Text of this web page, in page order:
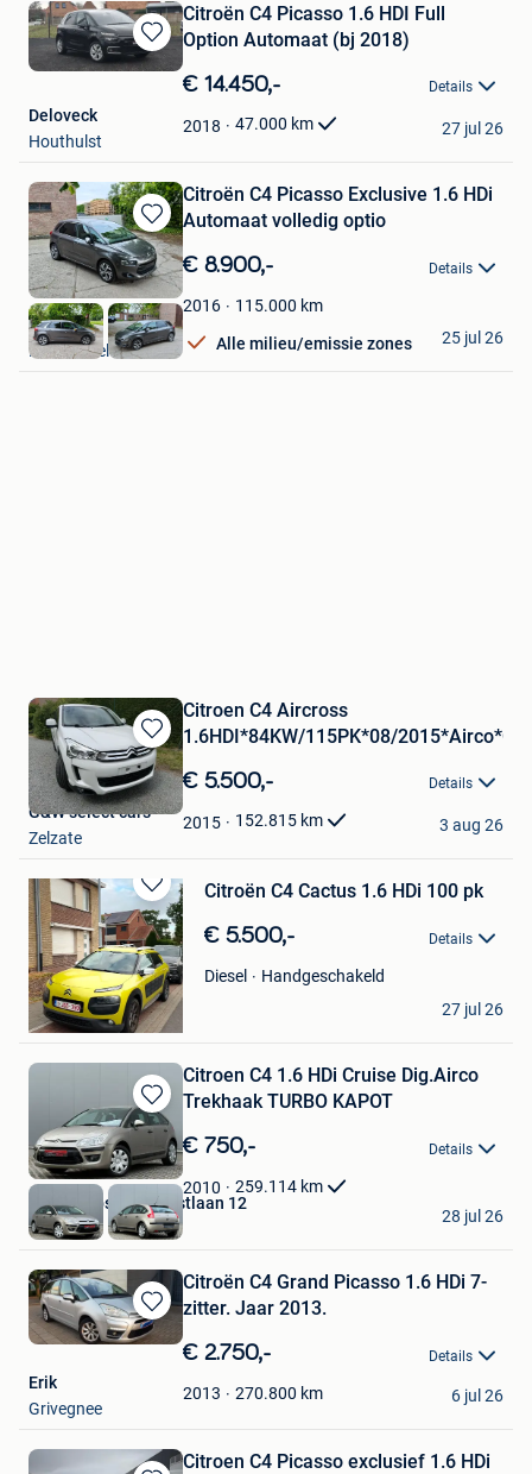
Bewaren
in
Favorieten
Citroën C4 Picasso 1.6 HDI Full
Option Automaat (bj 2018)
€ 14.450,- Details
2018 47.000 km
Deloveck
Houthulst
27 jul 26
Bewaren
in
Mijn
Favorieten
Citroën C4 Picasso Exclusive 1.6 HDi
Automaat volledig optio
€ 8.900,- Details
2016 115.000 km
Alle milieu/emissie zones
MSL PRO
Londerzeel
25 jul 26
Bewaren
in
Mijn
Favorieten
Citroen C4 Aircross
1.6HDI*84KW/115PK*08/
€ 5.500,- Details
2015 152.815 km
G&W select cars
Zelzate
3 aug 26
Bewaren
in
Mijn
Favorieten
Citroën C4 Cactus 1.6 HDi 100 pk
€ 5.500,- Details
Diesel
Handgeschakeld
yassin
Roeselare
27 jul 26
Bewaren
in
Mijn
Favorieten
Citroen C4 1.6 HDi Cruise Dig.Airco
Trekhaak TURBO KAPOT
€ 750,- Details
2010 259.114 km
Autos Zebs Toekomstlaan 12
Genk
28 jul 26
Bewaren
in
Favorieten
Citroën C4 Grand Picasso 1.6 HDi 7-
zitter. Jaar 2013.
€ 2.750,- Details
2013 270.800 km
Erik
Grivegnee
6 jul 26
Citroen C4 Picasso exclusief 1.6 HDi